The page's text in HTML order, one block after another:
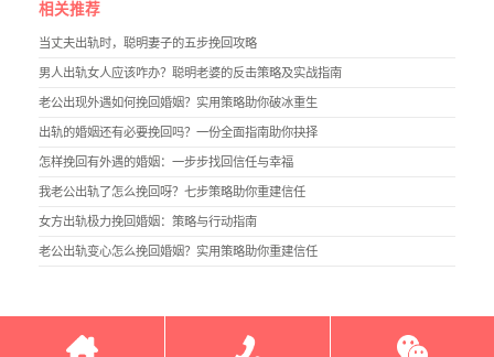
相关推荐
当丈夫出轨时，聪明妻子的五步挽回攻略
男人出轨女人应该咋办？聪明老婆的反击策略及实战指南
老公出现外遇如何挽回婚姻？实用策略助你破冰重生
出轨的婚姻还有必要挽回吗？一份全面指南助你抉择
怎样挽回有外遇的婚姻：一步步找回信任与幸福
我老公出轨了怎么挽回呀？七步策略助你重建信任
女方出轨极力挽回婚姻：策略与行动指南
老公出轨变心怎么挽回婚姻？实用策略助你重建信任